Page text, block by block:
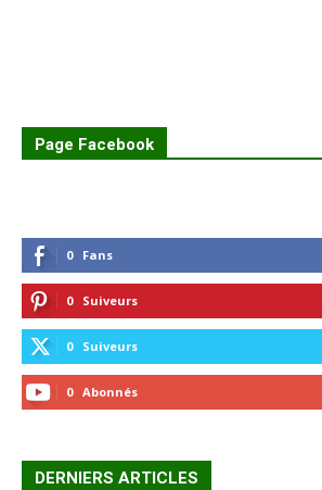
Page Facebook
0 Fans
0 Suiveurs
0 Suiveurs
0 Abonnés
DERNIERS ARTICLES